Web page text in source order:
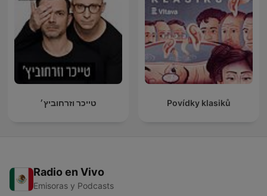
טייכר וזרחוביץ׳ Povídky klasiků
Radio en Vivo
Emisoras y Podcasts